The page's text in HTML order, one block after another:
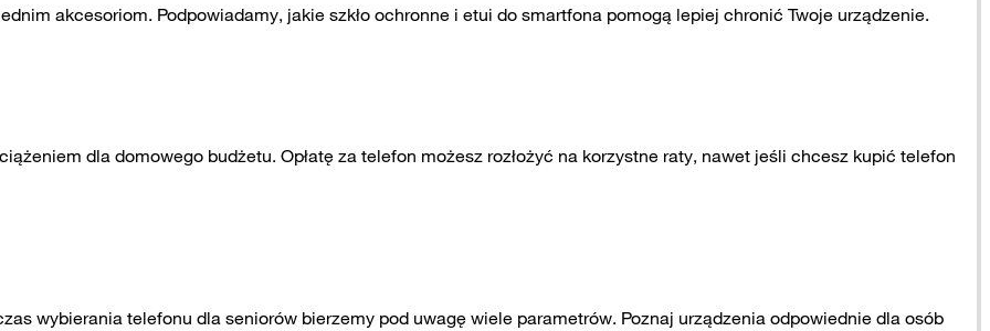
akcesoriom. Podpowiadamy, jakie szkło ochronne i etui do smartfona pomogą lepiej chronić Twoje urządzenie.
dla domowego budżetu. Opłatę za telefon możesz rozłożyć na korzystne raty, nawet jeśli chcesz kupić telefon
wybierania telefonu dla seniorów bierzemy pod uwagę wiele parametrów. Poznaj urządzenia odpowiednie dla osób